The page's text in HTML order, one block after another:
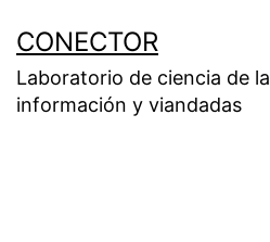
contenido
CONECTOR
Laboratorio de ciencia de la
información y viandadas